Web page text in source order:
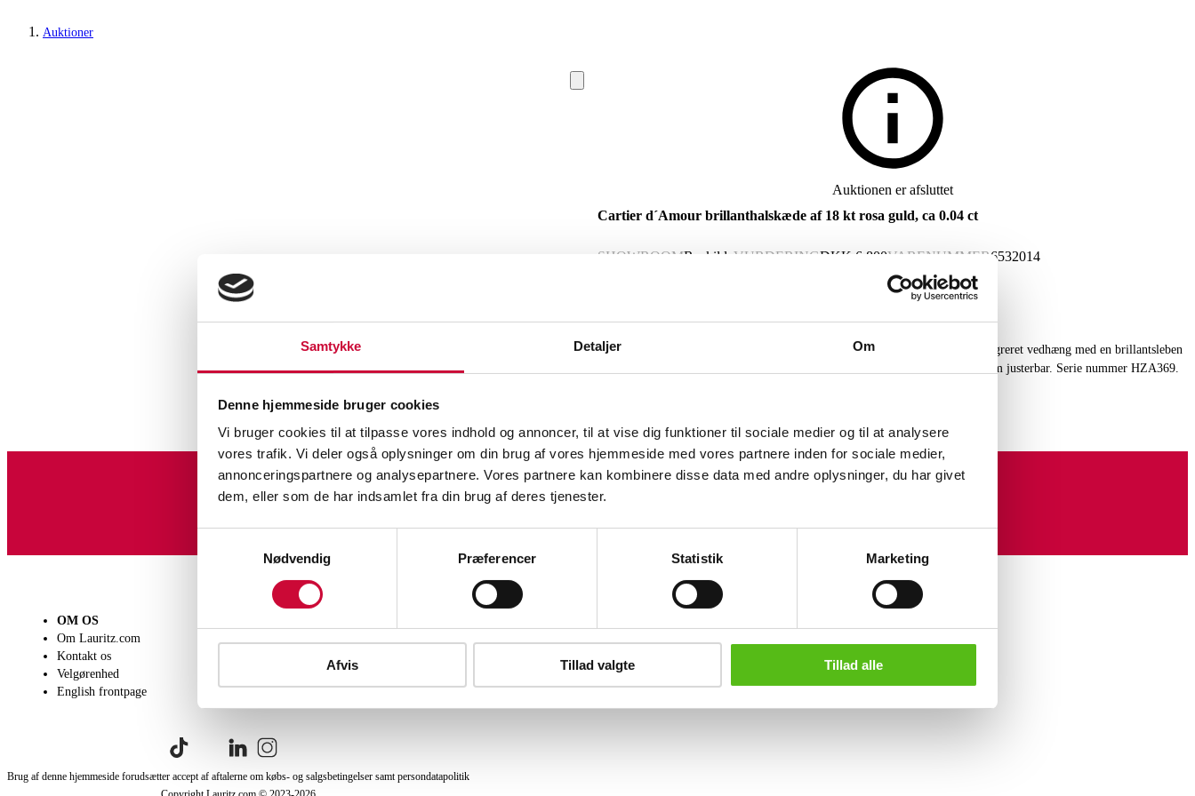
Samtykke Detaljer Om
Denne hjemmeside bruger cookies
Vi bruger cookies til at tilpasse vores indhold og annoncer, til at vise dig funktioner til sociale medier og til at analysere
vores trafik. Vi deler også oplysninger om din brug af vores hjemmeside med vores partnere inden for sociale medier,
annonceringspartnere og analysepartnere. Vores partnere kan kombinere disse data med andre oplysninger, du har givet
dem, eller som de har indsamlet fra din brug af deres tjenester.
Nødvendig
Præferencer Statistik Marketing
Afvis Tillad valgte Tillad alle
Auktioner
Auktionen er afsluttet
Cartier d´Amour brillanthalskæde af 18 kt rosa guld, ca 0.04 ct
SHOWROOMRoskilde VURDERINGDKK 6.800VARENUMMER6532014
Cartier d’ Amour halskæde, mini model, af 18 kt rosa guld, prydet med et integreret vedhæng med en brillantsleben
diamant, ca 0.04 ct., Farve: Wesselton (H), Klarhed: VS. Længde: 37,5-40,5 cm justerbar. Serie nummer HZA369.
Lignende varer
Tilmeld dig vores nyhedsbrev og modtag nyheder samt tilbud direkte i din email.
OM OS
Om Lauritz.com
Kontakt os
Velgørenhed
English frontpage
Købsvilkår
Brug af denne hjemmeside forudsætter accept af aftalerne om købs- og salgsbetingelser samt persondatapolitik